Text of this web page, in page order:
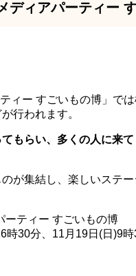
ディアパーティー
ィー すごいもの博」で
行われます。
もらい、多くの人に来
が集結し、楽しいステ
ーティー すごいもの博
30分、11月19日(日)9時